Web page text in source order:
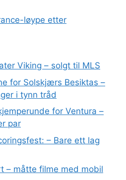
løype etter
Viking – solgt til MLS
for Solskjærs Besiktas –
i tynn tråd
for Ventura –
par
– Bare ett lag
– måtte filme med mobil